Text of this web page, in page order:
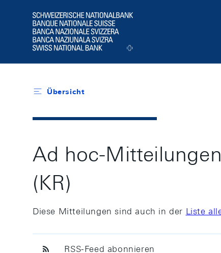
Logo
Übersicht
Ad hoc-
(KR)
Diese Mitteilungen sind auch in der Liste
RSS-Feed abonnieren